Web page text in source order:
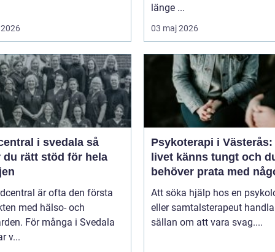
länge ...
03 maj 2026
i svedala så
du rätt stöd för hela
är ofta den första
med hälso- och
För många i Svedala
v...
Psykoterapi i Västerås:
livet känns tungt och
behöver prata med
Att söka hjälp hos en
eller samtalsterapeut
sällan om att vara svag....